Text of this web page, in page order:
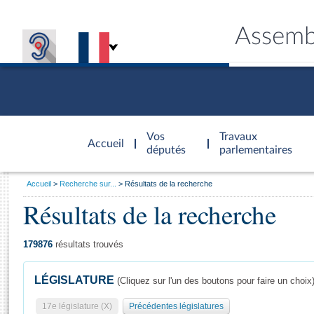
Accueil
d'accueil
Vos
députés
Travaux
parlementaires
Général
Vous
Accueil Recherche sur... Résultats de la recherche
Résultats de la recherche
179876 résultats trouvés
LÉGISLATURE (Cliquez sur l'un des boutons pour faire un choix)
17e législature (X) Précédentes législatures